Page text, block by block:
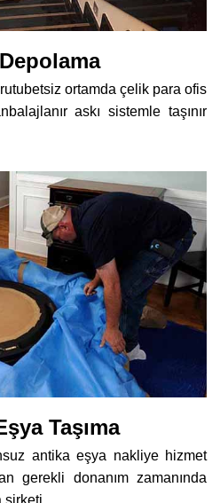
ortamda çelik para ofis
askı sistemle taşınır
Taşıma
antika eşya nakliye hizmet
gerekli donanım zamanında